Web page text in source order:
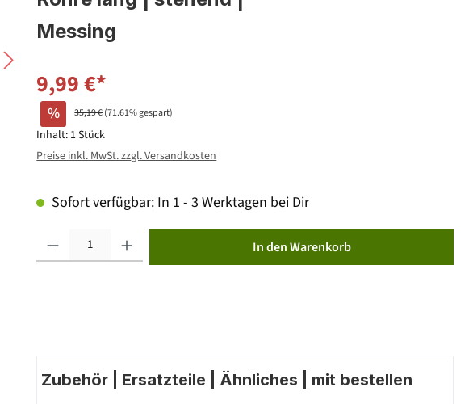
Messing
9,99 €*
% 35,19 €(71.61% gespart)
Inhalt: 1 Stück
Preise inkl. MwSt. zzgl. Versandkosten
Sofort verfügbar: In 1 - 3 Werktagen bei Dir
In den Warenkorb
Zubehör | Ersatzteile | Ähnliches | mit bestellen